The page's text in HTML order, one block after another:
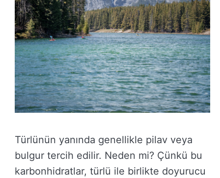
Türlünün yanında genellikle pilav veya
bulgur tercih edilir. Neden mi? Çünkü bu
karbonhidratlar, türlü ile birlikte doyurucu